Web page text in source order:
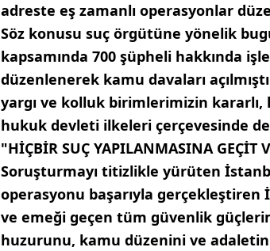
adreste eş zamanlı operasyonlar
Söz konusu suç örgütüne yönelik
kapsamında 700 şüpheli hakkında
düzenlenerek kamu davaları
yargı ve kolluk birimlerimizin kararlı,
hukuk devleti ilkeleri çerçevesinde
"HİÇBİR SUÇ YAPILANMASINA GEÇİT
Soruşturmayı titizlikle yürüten
operasyonu başarıyla
ve emeği geçen tüm güvenlik
huzurunu, kamu düzenini ve